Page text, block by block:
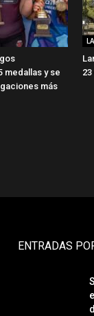
medallas y se
más
ENTRADAS